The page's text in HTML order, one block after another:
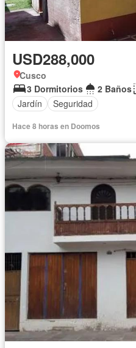
USD288,000
Cusco
3 Dormitorios
2 Baños
Jardín
Seguridad
Hace 8 horas en Doomos